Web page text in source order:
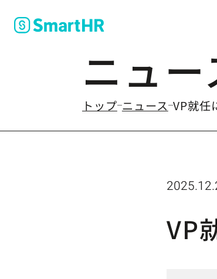
ニュー
トップ ニュースのなかの
VP就任
VP